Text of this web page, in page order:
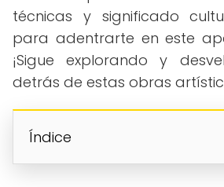
técnicas y significado
para adentrarte en este
¡Sigue explorando y
detrás de estas obras
Índice